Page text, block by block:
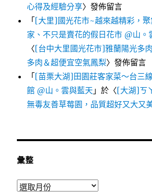
心得及經驗分享〉發佈留言
「[大里]國光花市~越來越精彩，
家、不只是賣花的假日花市 @山。
〈[台中大里國光花市]雅蘭陽光多
多肉＆超便宜空氣鳳梨〉發佈留言
「[苗栗大湖]田園莊客家菜～台三
館 @山。雲與藍天 」於〈[大湖]ㄎ
無毒友善草莓園，品質超好又大又
彙整
彙